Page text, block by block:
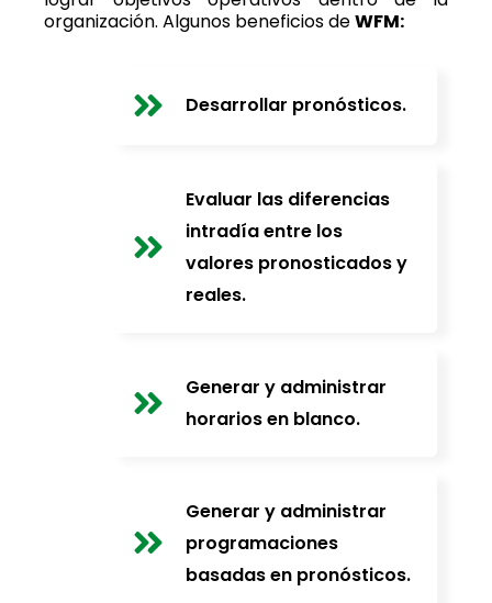
organización. Algunos beneficios deWFM:
Desarrollar pronósticos.
Evaluar las diferencias
intradía entre los
valores pronosticados y
reales.
Generar y administrar
horarios en blanco.
Generar y administrar
programaciones
basadas en pronósticos.